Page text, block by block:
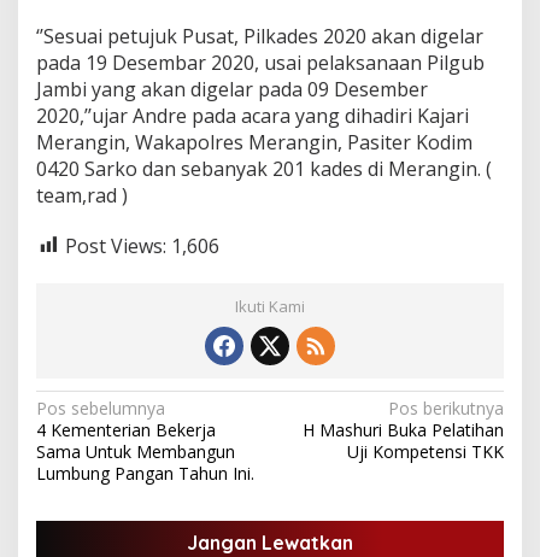
‘’Sesuai petujuk Pusat, Pilkades 2020 akan digelar
pada 19 Desembar 2020, usai pelaksanaan Pilgub
Jambi yang akan digelar pada 09 Desember
2020,’’ujar Andre pada acara yang dihadiri Kajari
Merangin, Wakapolres Merangin, Pasiter Kodim
0420 Sarko dan sebanyak 201 kades di Merangin. (
team,rad )
Post Views: 1,606
Ikuti Kami
N
a
v
i
Pos sebelumnya
4 Kementerian Bekerja
Sama Untuk Membangun
Lumbung Pangan Tahun Ini.
Pos berikutnya
H Mashuri Buka Pelatihan
Uji Kompetensi TKK
Jangan Lewatkan